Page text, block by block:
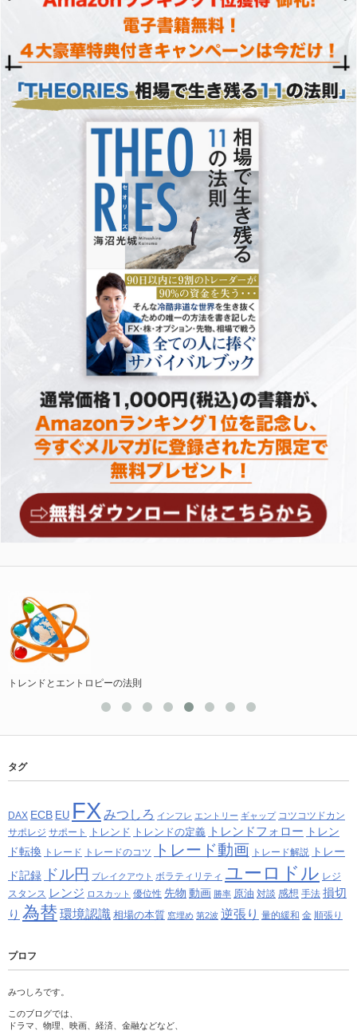
トレンドとエントロピーの法則
タグ
DAX ECB EU FX みつしろ インフレ エントリー ギャップ コツコツドカン
サポレジ サポート トレンド トレンドの定義 トレンドフォロー トレン
ド転換 トレード トレードのコツ トレード動画 トレード解説 トレー
ド記録 ドル円 ブレイクアウト ボラティリティ ユーロドル レジ
スタンス レンジ ロスカット 優位性 先物 動画 勝率 原油 対談 感想 手法 損切
り 為替 環境認識 相場の本質 窓埋め 第2波 逆張り 量的緩和 金 順張り
プロフ
みつしろです。
このブログでは、
ドラマ、物理、映画、経済、金融などなど、